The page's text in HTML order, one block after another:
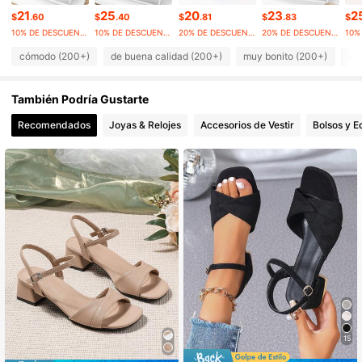
4.89 7.9K Seguidores
4.89 7.9K Seguidores
4.89 7.9K Seguidores
4.89 7.9K Seguidores
4.89 7.9K Seguidores
4.89 7.9K Seguidores
$21.60
10% DE DESCUENTO
$25.40
10% DE DESCUENTO
$20.81
20% DE DESCUENTO
$23.83
20% DE DESCUENTO
$
cómodo (200+) de buena calidad (200+) muy bonito (200+)
También Podría Gustarte
Recomendados Joyas & Relojes Accesorios de Vestir Bolsos y
15